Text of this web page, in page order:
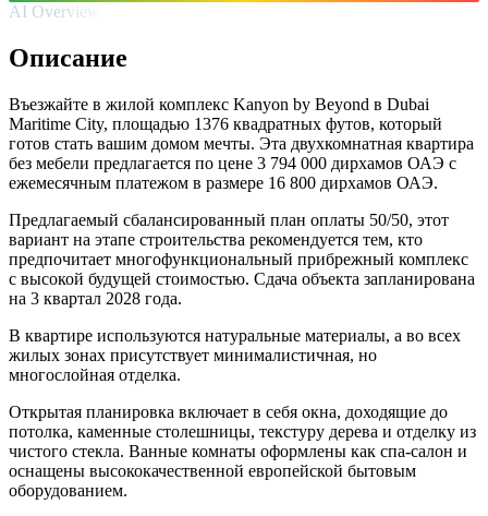
AI Overview
Описание
Въезжайте в жилой комплекс Kanyon by Beyond в Dubai
Maritime City, площадью 1376 квадратных футов, который
готов стать вашим домом мечты. Эта двухкомнатная квартира
без мебели предлагается по цене 3 794 000 дирхамов ОАЭ с
ежемесячным платежом в размере 16 800 дирхамов ОАЭ.
Предлагаемый сбалансированный план оплаты 50/50, этот
вариант на этапе строительства рекомендуется тем, кто
предпочитает многофункциональный прибрежный комплекс
с высокой будущей стоимостью. Сдача объекта запланирована
на 3 квартал 2028 года.
В квартире используются натуральные материалы, а во всех
жилых зонах присутствует минималистичная, но
многослойная отделка.
Открытая планировка включает в себя окна, доходящие до
потолка, каменные столешницы, текстуру дерева и отделку из
чистого стекла. Ванные комнаты оформлены как спа-салон и
оснащены высококачественной европейской бытовым
оборудованием.